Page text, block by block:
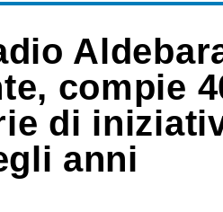
compie
di
anni